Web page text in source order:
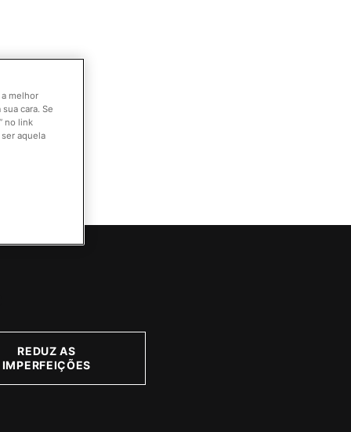
REDUZ AS
IMPERFEIÇÕES
melhor
cara. Se
no link
aquela